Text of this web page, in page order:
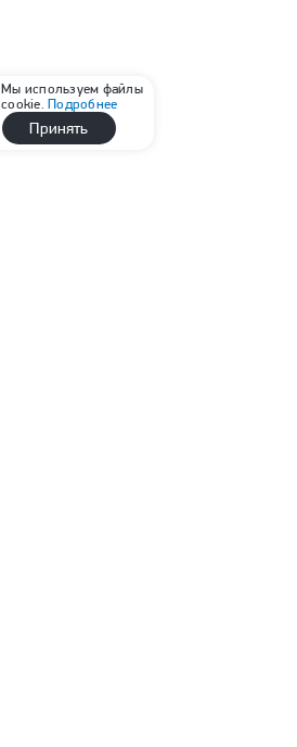
Мы используем файлы
cookie.Подробнее
Принять